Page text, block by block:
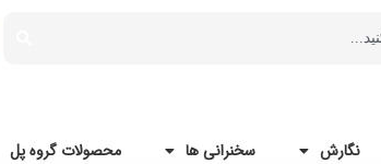
نگارش سخنرانی ها محصولات گروه پل